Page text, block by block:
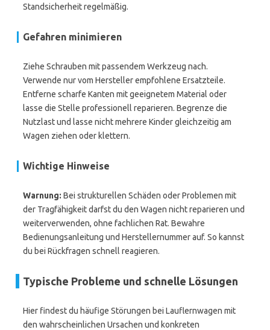
Standsicherheit regelmäßig.
Gefahren minimieren
Ziehe Schrauben mit passendem Werkzeug nach.
Verwende nur vom Hersteller empfohlene Ersatzteile.
Entferne scharfe Kanten mit geeignetem Material oder
lasse die Stelle professionell reparieren. Begrenze die
Nutzlast und lasse nicht mehrere Kinder gleichzeitig am
Wagen ziehen oder klettern.
Wichtige Hinweise
Warnung: Bei strukturellen Schäden oder Problemen mit
der Tragfähigkeit darfst du den Wagen nicht reparieren und
weiterverwenden, ohne fachlichen Rat. Bewahre
Bedienungsanleitung und Herstellernummer auf. So kannst
du bei Rückfragen schnell reagieren.
Typische Probleme und schnelle Lösungen
Hier findest du häufige Störungen bei Lauflernwagen mit
den wahrscheinlichen Ursachen und konkreten